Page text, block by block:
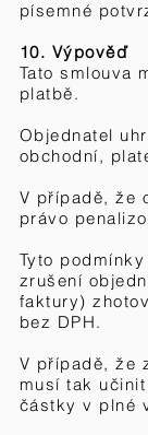
písemné
10. Výpověď
Tato smlouva
platbě.
Objednatel
obchodní,
V případě, že
právo
Tyto
zrušení
faktury)
bez DPH.
V případě, že
musí tak
částky v plné